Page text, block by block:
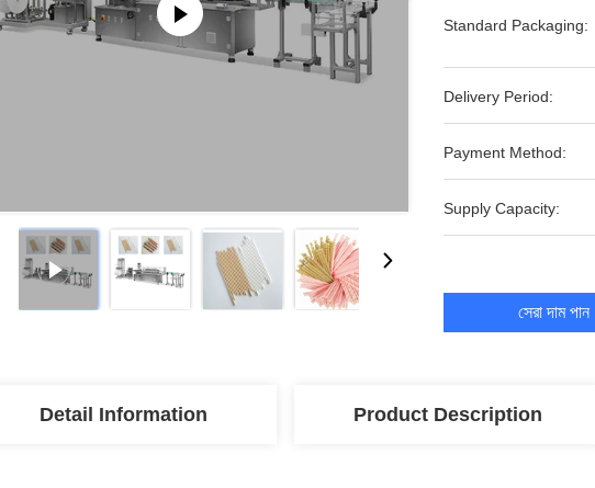
Standard Packaging:
Delivery Period:
Payment Method:
Supply Capacity:
সেরা দাম পান
Detail Information Product Description